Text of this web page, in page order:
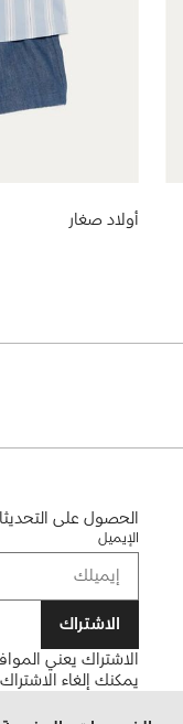
أولاد صغار
الحصول على
الإيميل
الاشتراك
الاشتراك يعني
يمكنك إلغاء